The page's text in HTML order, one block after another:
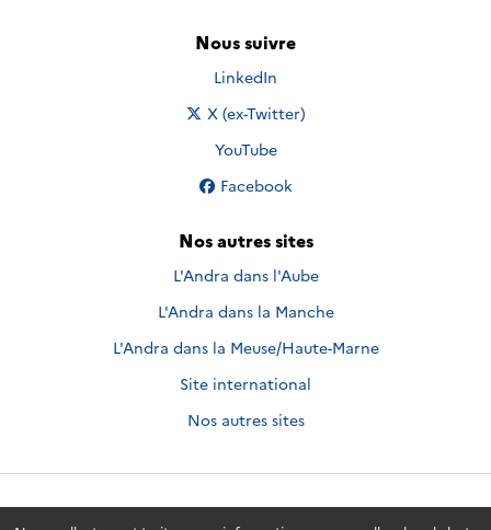
Nous suivre
Nous suivre sur
LinkedIn
Nous suivre sur
X (ex-Twitter)
Nous suivre sur
YouTube
Nous suivre sur
Facebook
Nos autres sites
L'Andra dans l'Aube
L'Andra dans la Manche
L'Andra dans la Meuse/Haute-Marne
Site international
Nos autres sites
Andra.fr © 2026 - Andra. Tous droits réservés.